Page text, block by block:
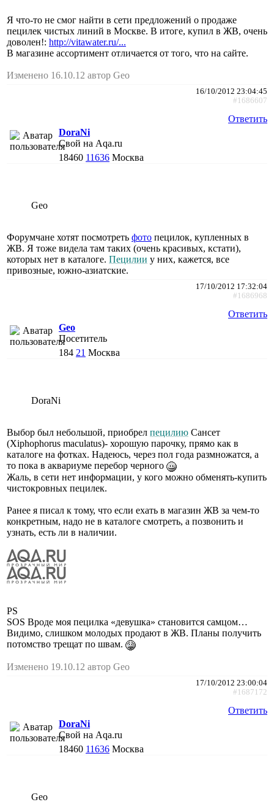
Я что-то не смог найти в сети предложений о продаже
пецилек чистых линий в Москве. В итоге, купил в ЖВ, очень
доволен!: http://vitawater.ru/...
В магазине ассортимент отличается от того, что на сайте.
Изменено 16.10.12 автор Geo
16/10/2012 23:04:45
#1686607
Ответить
DoraNi
Свой на Aqa.ru
18460 11636 Москва
Geo
Форумчане хотят посмотреть фото пецилок, купленных в
ЖВ. Я тоже видела там таких (очень красивых, кстати),
которых нет в каталоге. Пецилии у них, кажется, все
привозные, южно-азиатские.
17/10/2012 17:32:04
#1686968
Ответить
Geo
Посетитель
184 21 Москва
DoraNi
Выбор был небольшой, приобрел пецилию Сансет
(Xiphophorus maculatus)- хорошую парочку, прямо как в
каталоге на фотках. Надеюсь, через пол года размножатся, а
то пока в аквариуме перебор черного
Жаль, в сети нет информации, у кого можно обменять-купить
чистокровных пецилек.
Ранее я писал к тому, что если ехать в магазин ЖВ за чем-то
конкретным, надо не в каталоге смотреть, а позвонить и
узнать, есть ли в наличии.
PS
SOS Вроде моя пецилка «девушка» становится самцом…
Видимо, слишком молодых продают в ЖВ. Планы получить
потомство трещат по швам.
Изменено 19.10.12 автор Geo
17/10/2012 23:00:04
#1687172
Ответить
DoraNi
Свой на Aqa.ru
18460 11636 Москва
Geo